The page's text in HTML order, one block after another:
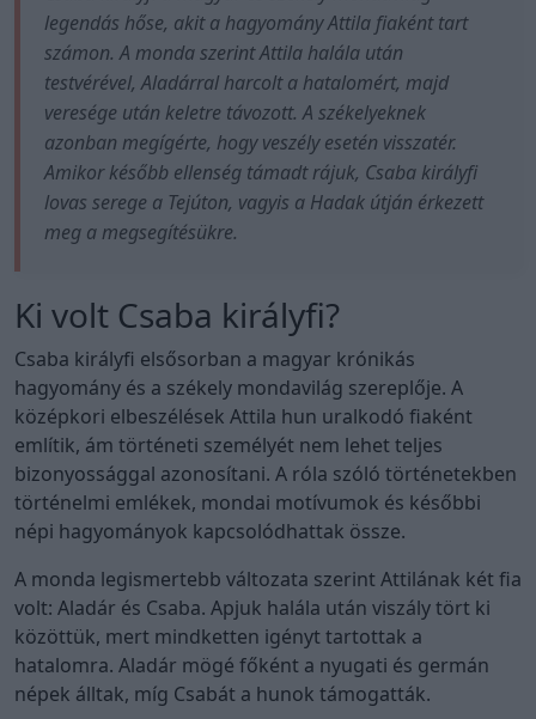
legendás hőse, akit a hagyomány Attila fiaként tart
számon. A monda szerint Attila halála után
testvérével, Aladárral harcolt a hatalomért, majd
veresége után keletre távozott. A székelyeknek
azonban megígérte, hogy veszély esetén visszatér.
Amikor később ellenség támadt rájuk, Csaba királyfi
lovas serege a Tejúton, vagyis a Hadak útján érkezett
meg a megsegítésükre.
Ki volt Csaba királyfi?
Csaba királyfi elsősorban a magyar krónikás
hagyomány és a székely mondavilág szereplője. A
középkori elbeszélések Attila hun uralkodó fiaként
említik, ám történeti személyét nem lehet teljes
bizonyossággal azonosítani. A róla szóló történetekben
történelmi emlékek, mondai motívumok és későbbi
népi hagyományok kapcsolódhattak össze.
A monda legismertebb változata szerint Attilának két fia
volt: Aladár és Csaba. Apjuk halála után viszály tört ki
közöttük, mert mindketten igényt tartottak a
hatalomra. Aladár mögé főként a nyugati és germán
népek álltak, míg Csabát a hunok támogatták.